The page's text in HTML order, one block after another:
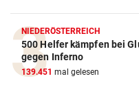
NIEDERÖSTERREICH
500 Helfer kämpfen bei
gegen Inferno
139.451 mal gelesen
Crosstrainer Vergleich
ZUM VERGLEICH